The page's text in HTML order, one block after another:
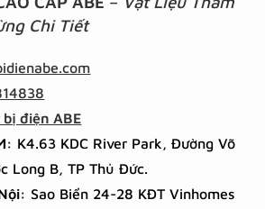
Chi Tiết
bị điện ABE
K4.63 KDC River Park, Đường Võ
Long B, TP Thủ Đức.
Sao Biển 24-28 KĐT Vinhomes